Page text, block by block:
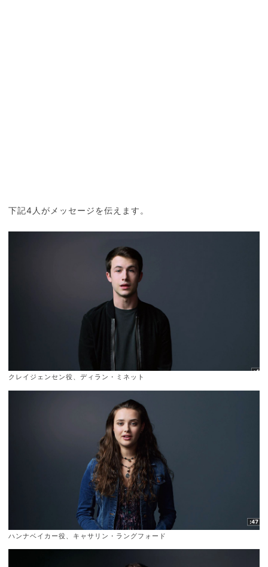
下記4人がメッセージを伝えます。
クレイジェンセン役、ディラン・ミネット
ハンナベイカー役、キャサリン・ラングフォード